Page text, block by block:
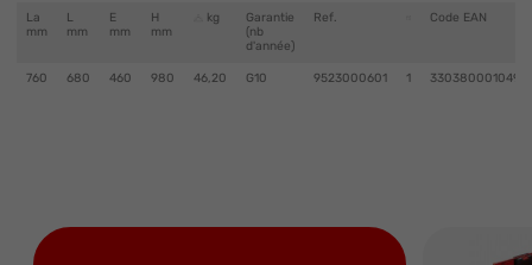
La
mm
L
mm
E
mm
H
mm
kg
Garantie
(nb
d'année)
Ref. Code EAN
760 680 460 980 46,20 G10 9523000601 1 3303800010499